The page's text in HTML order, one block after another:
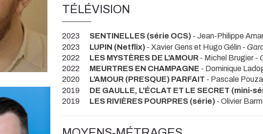
TÉLÉVISION
2023 SENTINELLES (série OCS) - Jean-Philippe
2023
LUPIN (Netflix) - Xavier Gens et Hugo Gélin -
2022
LES MYSTÈRES DE L'AMOUR - Michel Brugier -
2022
MEURTRES EN CHAMPAGNE - Dominique
2020
L'AMOUR (PRESQUE) PARFAIT - Pascale
2019
DE GAULLE, L'ÉCLAT ET LE SECRET (mini-
2019
LES RIVIÈRES POURPRES (série) - Olivier